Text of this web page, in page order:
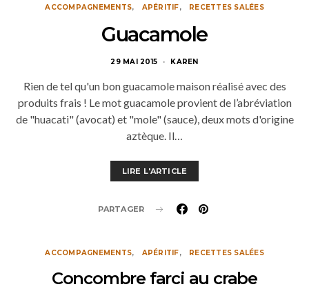
ACCOMPAGNEMENTS APÉRITIF RECETTES SALÉES
Guacamole
29 MAI 2015 KAREN
Rien de tel qu'un bon guacamole maison réalisé avec des
produits frais ! Le mot guacamole provient de l’abréviation
de "huacati" (avocat) et "mole" (sauce), deux mots d'origine
aztèque. Il…
LIRE L'ARTICLE
PARTAGER
ACCOMPAGNEMENTS APÉRITIF RECETTES SALÉES
Concombre farci au crabe